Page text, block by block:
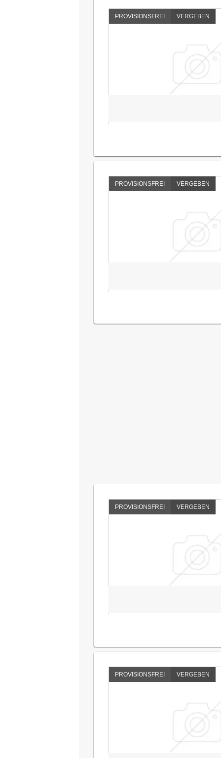
PROVISIONSFREI VERGEBEN
PROVISIONSFREI VERGEBEN
PROVISIONSFREI VERGEBEN
PROVISIONSFREI VERGEBEN